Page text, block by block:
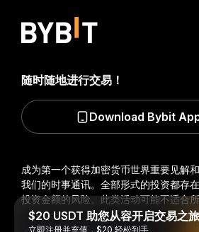
成为第一个获得加密货币世界重要见解
我们的时事通讯。 全部形式的投资都存
投资金额的风险。此类活动可能不适合
随时随地进行交易！
Download Bybit
$20 USDT 助您从容开启交易之旅
立即注册并充值，$20 轻松到手